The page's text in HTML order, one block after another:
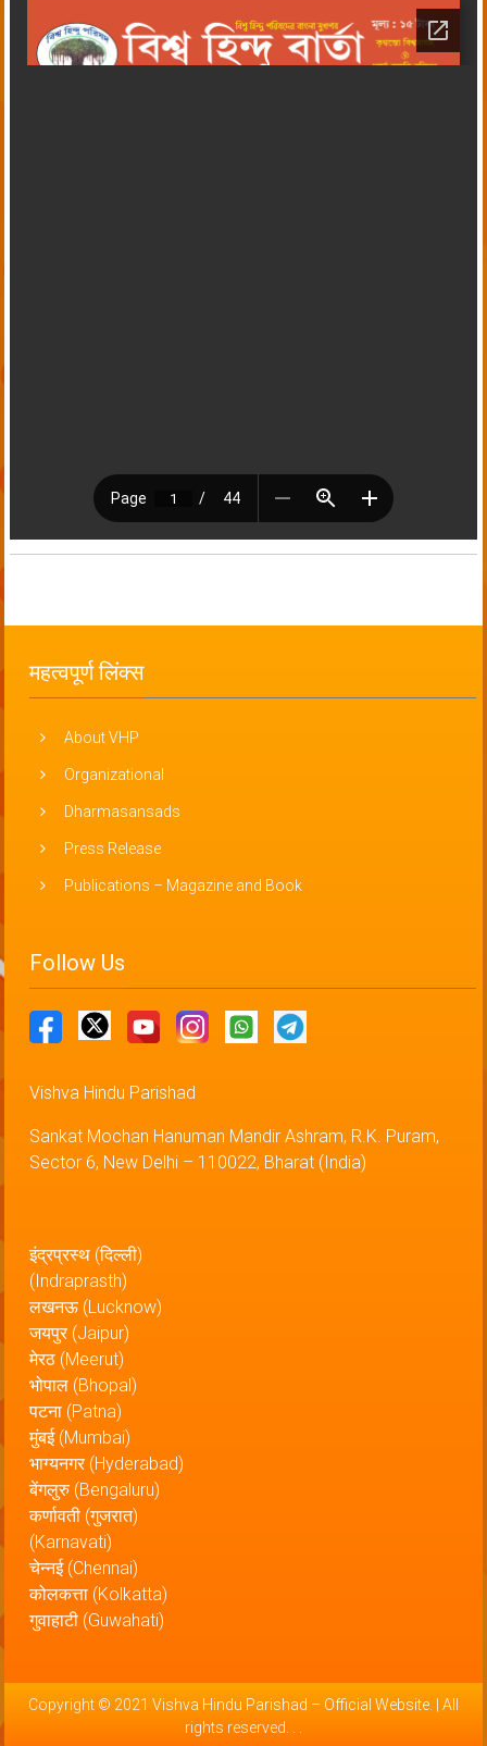
महत्वपूर्ण लिंक्स
About VHP
Organizational
Dharmasansads
Press Release
Publications – Magazine and Book
Follow Us
Vishva Hindu Parishad
Sankat Mochan Hanuman Mandir Ashram, R.K. Puram,
Sector 6, New Delhi – 110022, Bharat (India)
इंद्रप्रस्थ (दिल्ली)
(Indraprasth)
लखनऊ (Lucknow)
जयपुर (Jaipur)
मेरठ (Meerut)
भोपाल (Bhopal)
पटना (Patna)
मुंबई (Mumbai)
भाग्यनगर (Hyderabad)
बेंगलुरु (Bengaluru)
कर्णावती (गुजरात)
(Karnavati)
चेन्नई (Chennai)
कोलकत्ता (Kolkatta)
गुवाहाटी (Guwahati)
Copyright © 2021 Vishva Hindu Parishad – Official Website . | All
rights reserved.